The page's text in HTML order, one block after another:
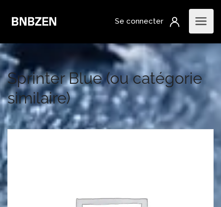
Sprinter Blue (ou catégorie
similaire)